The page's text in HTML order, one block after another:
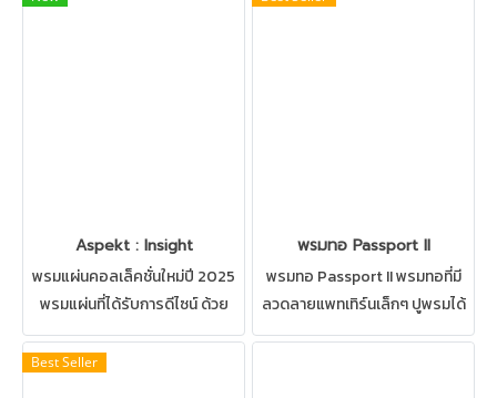
Aspekt : Insight
พรมแผ่นคอลเล็คชั่นใหม่ปี 2025
พรมแผ่นที่ได้รับการดีไซน์ ด้วย
ความปราณีต ผลิตจากวัสดุอย่าง
ดีที่เป็นมิตรต่อสิ่งแวดล้อม ยัง
พรมทอ Passport II
พรมทอ Passport II พรมทอที่มี
ลวดลายแพทเทิร์นเล็กๆ ปูพรมได้
ทั้ง ห้องต่างๆในบ้าน ห้องทำงาน
Best Seller